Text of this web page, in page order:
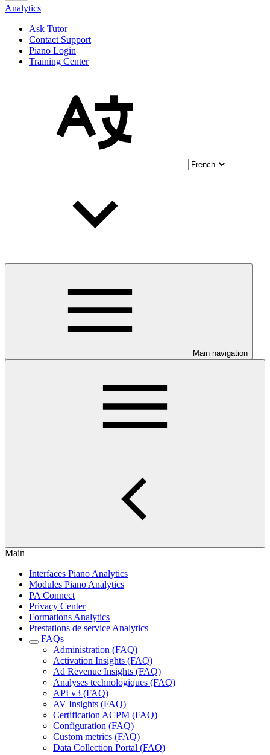
Analytics
Ask Tutor
Contact Support
Piano Login
Training Center
Main navigation
Main
Interfaces Piano Analytics
Modules Piano Analytics
PA Connect
Privacy Center
Formations Analytics
Prestations de service Analytics
FAQs
Administration (FAQ)
Activation Insights (FAQ)
Ad Revenue Insights (FAQ)
Analyses technologiques (FAQ)
API v3 (FAQ)
AV Insights (FAQ)
Certification ACPM (FAQ)
Configuration (FAQ)
Custom metrics (FAQ)
Data Collection Portal (FAQ)